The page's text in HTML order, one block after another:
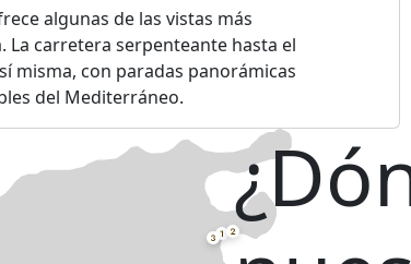
algunas de las vistas más
La carretera serpenteante hasta el
misma, con paradas panorámicas
del Mediterráneo.